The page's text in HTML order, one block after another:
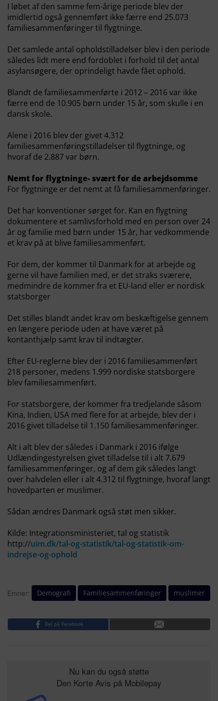
I løbet af den samme fem-årige periode blev der
imidlertid også gennemført ikke færre end 25.073
familiesammenføringer til flygtninge.
Det samlede antal opholdstilladelser blev i den periode
således lidt mere end fordoblet i forhold til det antal
asylansøgere, der oprindeligt havde fået ophold.
Blandt de familiesammenførte i 2012 – 2016 var ikke
færre end de 10.905 børn under 15 år, som skulle i en
dansk skole.
Alene i 2016 blev der givet 4.312
familiesammenføringstilladelser til flygtninge, og
hvoraf de 2.887 var børn.
Nemt for flygtninge- svært for de arbejdsomme
For flygtninge er det nemt at få familiesammenføringer.
Det har konventioner sørget for. Kan en flygtning
dokumentere et samlivsforhold med en person over 24
år og familie med børn under 15 år, har vedkommende
et krav på at blive familiesammenført.
For dem, der kommer til Danmark for at arbejde og
gerne vil have familien med, er det straks sværere,
medmindre de kommer fra et EU-land eller er nordisk
statsborger
Det stilles blandt andet krav om beskæftigelse gennem
en længere periode uden at have været på
kontanthjælp samt krav til indtægter.
Efter EU-reglerne blev der i 2016 familiesammenført
218 personer, medens 1.999 nordiske statsborgere
blev familiesammenført.
For statsborgere, der kommer fra tredjelande såsom
Kina, Indien, USA med flere for at arbejde, blev der i
2016 givet tilladelse til 1.150 familiesammenføringer.
Alt i alt blev der således i Danmark i 2016 ifølge
Udlændingestyrelsen givet tilladelse til i alt 7.679
familiesammenføringer, og af dem gik således langt
over halvdelen eller i alt 4.312 til flygtninge, hvoraf langt
hovedparten er muslimer.
Sådan ændres Danmark også støt men sikker.
Kilde: Integrationsministeriet, tal og statistik
http://uim.dk/tal-og-statistik/tal-og-statistik-om-
indrejse-og-ophold
Emner: Demografi Familiesammenføringer muslimer
Del på Facebook
Nu kan du også støtte
Den Korte Avis på Mobilepay